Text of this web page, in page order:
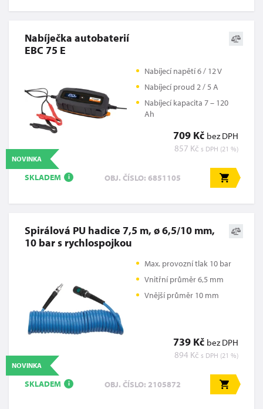
Nabíječka autobaterií
EBC 75 E
Nabíjecí napětí 6 / 12 V
Nabíjecí proud 2 / 5 A
Nabíjecí kapacita 7 – 120
Ah
709 Kč bez DPH
857 Kč s DPH (21 %)
NOVINKA
SKLADEM i OBJ. ČÍSLO: 6851105
Spirálová PU hadice 7,5 m, ø 6,5/10 mm,
10 bar s rychlospojkou
Max. provozní tlak 10 bar
Vnitřní průměr 6,5 mm
Vnější průměr 10 mm
739 Kč bez DPH
894 Kč s DPH (21 %)
NOVINKA
SKLADEM i OBJ. ČÍSLO: 2105872